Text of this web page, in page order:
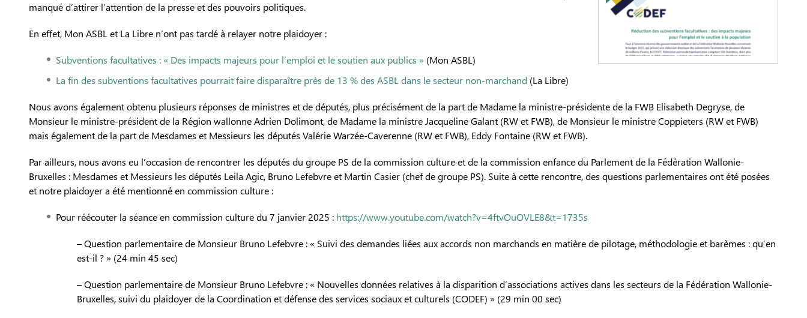
manqué d’attirer l’attention de la presse et des pouvoirs politiques.
En effet, Mon ASBL et La Libre n’ont pas tardé à relayer notre plaidoyer :
Subventions facultatives : « Des impacts majeurs pour l’emploi et le soutien aux publics » (Mon ASBL)
La fin des subventions facultatives pourrait faire disparaître près de 13 % des ASBL dans le secteur non-marchand (La Libre)
Nous avons également obtenu plusieurs réponses de ministres et de députés, plus précisément de la part de Madame la ministre-présidente de la FWB Elisabeth Degryse, de
Monsieur le ministre-président de la Région wallonne Adrien Dolimont, de Madame la ministre Jacqueline Galant (RW et FWB), de Monsieur le ministre Coppieters (RW et FWB)
mais également de la part de Mesdames et Messieurs les députés Valérie Warzée-Caverenne (RW et FWB), Eddy Fontaine (RW et FWB).
Par ailleurs, nous avons eu l’occasion de rencontrer les députés du groupe PS de la commission culture et de la commission enfance du Parlement de la Fédération Wallonie-
Bruxelles : Mesdames et Messieurs les députés Leila Agic, Bruno Lefebvre et Martin Casier (chef de groupe PS). Suite à cette rencontre, des questions parlementaires ont été posées
et notre plaidoyer a été mentionné en commission culture :
Pour réécouter la séance en commission culture du 7 janvier 2025 : https://www.youtube.com/watch?v=4ftvOuOVLE8&t=1735s
– Question parlementaire de Monsieur Bruno Lefebvre : « Suivi des demandes liées aux accords non marchands en matière de pilotage, méthodologie et barèmes : qu’en
est-il ? » (24 min 45 sec)
– Question parlementaire de Monsieur Bruno Lefebvre : « Nouvelles données relatives à la disparition d’associations actives dans les secteurs de la Fédération Wallonie-
Bruxelles, suivi du plaidoyer de la Coordination et défense des services sociaux et culturels (CODEF) » (29 min 00 sec)